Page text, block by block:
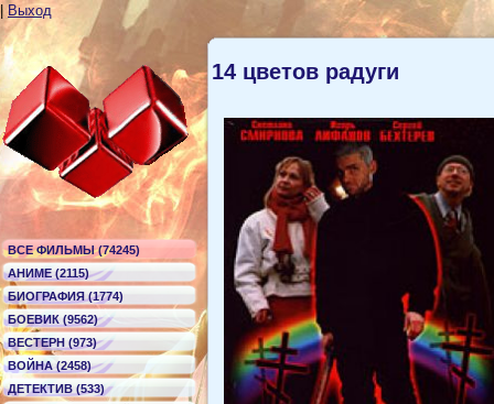
Выход
ВСЕ ФИЛЬМЫ (74245)
АНИМЕ (2115)
БИОГРАФИЯ (1774)
БОЕВИК (9562)
ВЕСТЕРН (973)
ВОЙНА (2458)
ДЕТЕКТИВ (533)
14 цветов радуги